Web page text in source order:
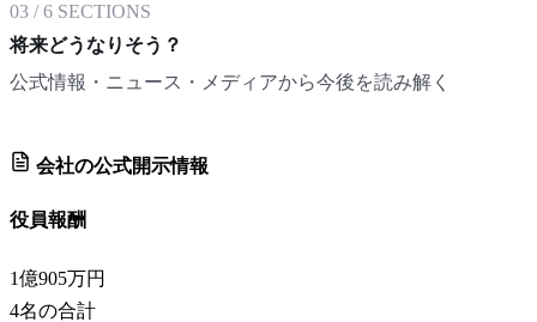
03 /6 SECTIONS
将来どうなりそう？
公式情報・ニュース・メディアから今後を読み解く
会社の公式開示情報
役員報酬
1億905万円
4名の合計